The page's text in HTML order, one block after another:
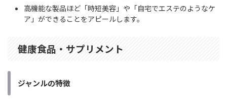
高機能な製品ほど「時短美容」や「自宅でエステのようなケ
ア」ができることをアピールします。
健康食品・サプリメント
ジャンルの特徴